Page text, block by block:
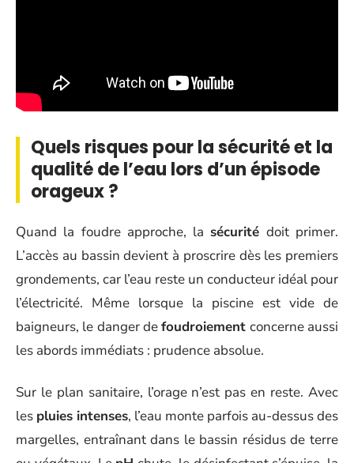
Quels risques pour la sécurité et la
qualité de l’eau lors d’un épisode
orageux ?
Quand la foudre approche, la sécurité doit primer.
L’accès au bassin devient à proscrire dès les premiers
grondements, car l’eau reste un conducteur idéal pour
l’électricité. Même lorsque la piscine est vide de
baigneurs, le danger defoudroiement concerne aussi
les abords immédiats : prudence absolue.
Sur le plan sanitaire, l’orage n’est pas en reste. Avec
les pluies intenses, l’eau monte parfois au-dessus des
margelles, entraînant dans le bassin résidus de terre